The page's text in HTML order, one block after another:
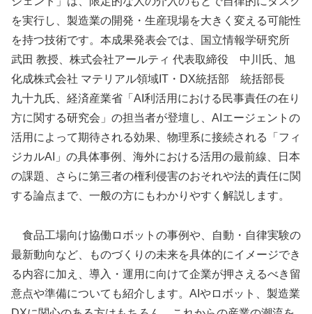
を実行し、製造業の開発・生産現場を大きく変える可能性
を持つ技術です。本成果発表会では、国立情報学研究所
武田 教授、株式会社アールティ 代表取締役 中川氏、旭
化成株式会社 マテリアル領域IT・DX統括部 統括部長
九十九氏、経済産業省「AI利活用における民事責任の在り
方に関する研究会」の担当者が登壇し、AIエージェントの
活用によって期待される効果、物理系に接続される「フィ
ジカルAI」の具体事例、海外における活用の最前線、日本
の課題、さらに第三者の権利侵害のおそれや法的責任に関
する論点まで、一般の方にもわかりやすく解説します。
食品工場向け協働ロボットの事例や、自動・自律実験の
最新動向など、ものづくりの未来を具体的にイメージでき
る内容に加え、導入・運用に向けて企業が押さえるべき留
意点や準備についても紹介します。AIやロボット、製造業